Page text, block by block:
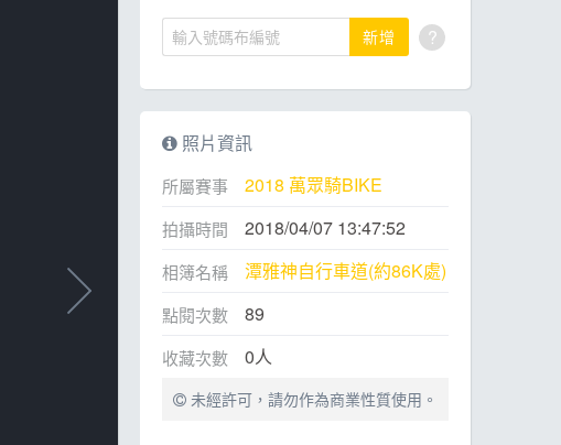
新增 ?
照片資訊
所屬賽事 2018 萬眾騎BIKE
拍攝時間 2018/04/07 13:47:52
相簿名稱 潭雅神自行車道(約86K處)
點閱次數 89
收藏次數 0人
未經許可，請勿作為商業性質使用。